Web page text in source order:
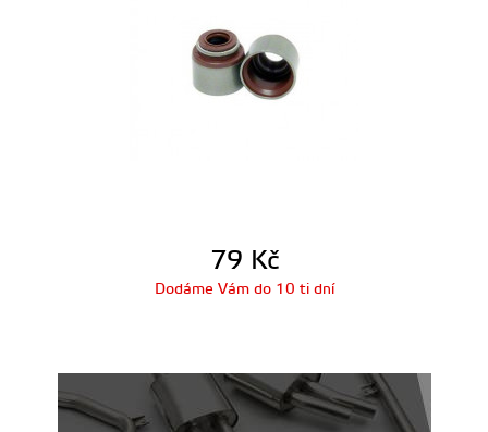
79 Kč
Dodáme Vám do 10 ti dní